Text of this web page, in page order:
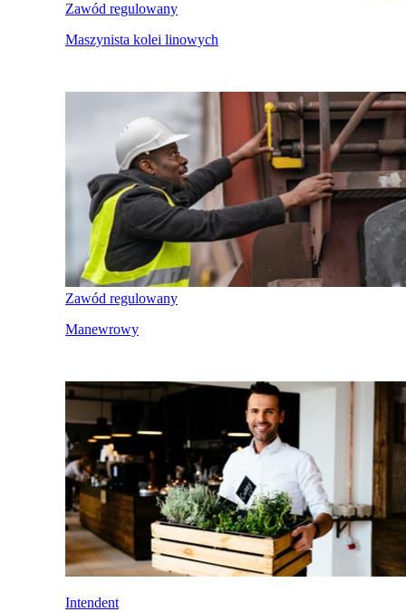
Zawód regulowany
Maszynista kolei linowych
Zawód regulowany
Manewrowy
Intendent